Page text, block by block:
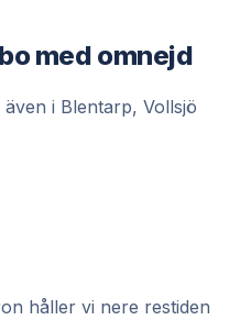
med omnejd
i Blentarp, Vollsjö
håller vi nere restiden